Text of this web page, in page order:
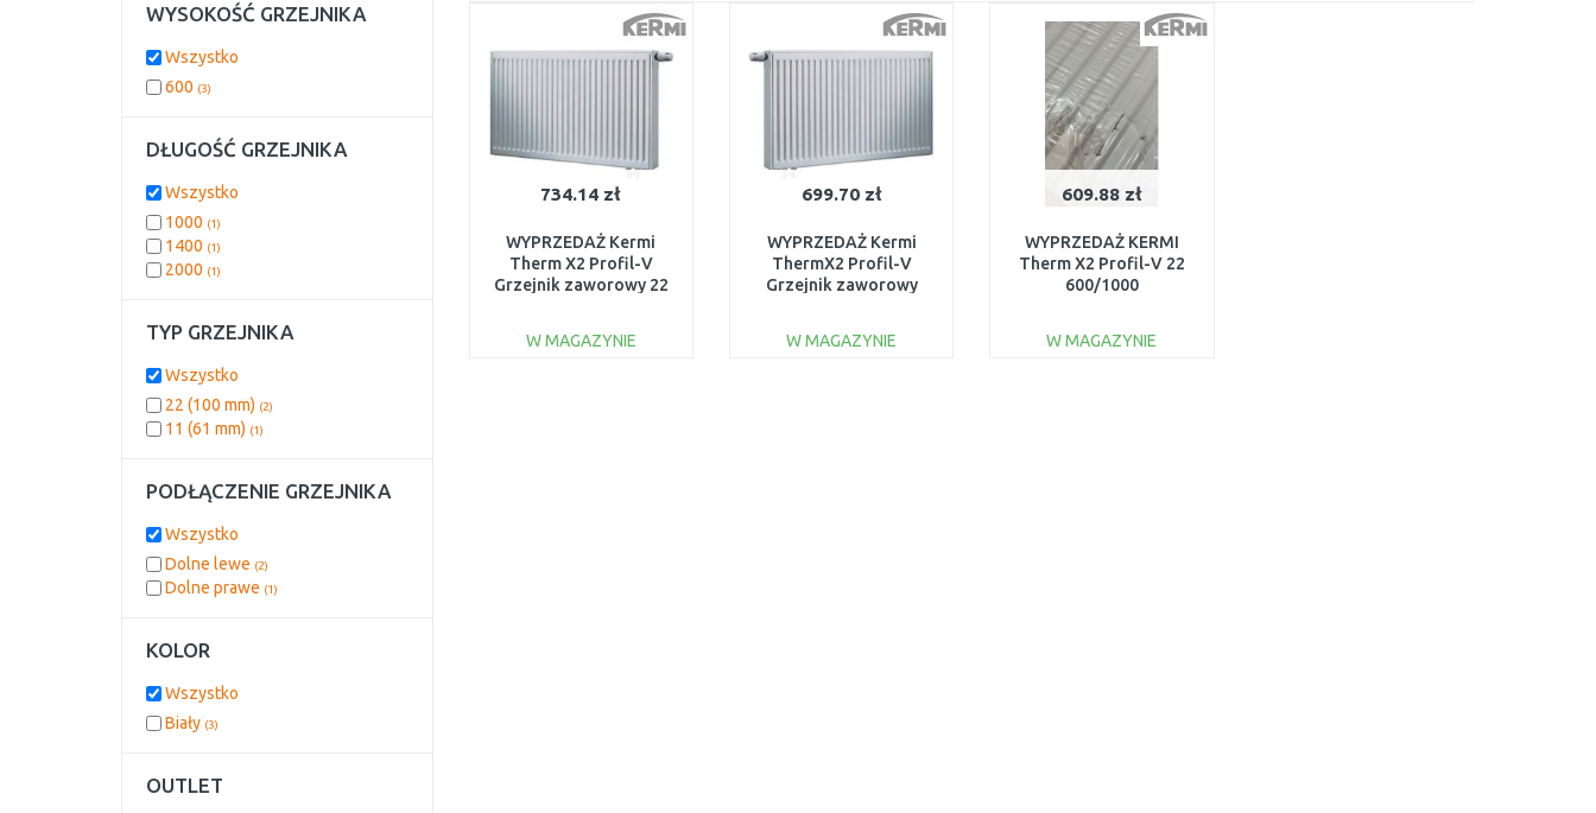
734.14 zł
WYPRZEDAŻ Kermi
Therm X2 Profil-V
Grzejnik zaworowy 22
USZKODZONE
W MAGAZYNIE
699.70 zł
WYPRZEDAŻ Kermi
ThermX2 Profil-V
Grzejnik zaworowy
ROZPAKOWANE
W MAGAZYNIE
609.88 zł
WYPRZEDAŻ KERMI
Therm X2 Profil-V 22
600/1000
W MAGAZYNIE
WYSOKOŚĆ GRZEJNIKA
Wszystko
600 (3)
DŁUGOŚĆ GRZEJNIKA
Wszystko
1000 (1)
1400 (1)
2000 (1)
TYP GRZEJNIKA
Wszystko
22 (100 mm) (2)
11 (61 mm) (1)
PODŁĄCZENIE GRZEJNIKA
Wszystko
Dolne lewe (2)
Dolne prawe (1)
KOLOR
Wszystko
Biały (3)
OUTLET